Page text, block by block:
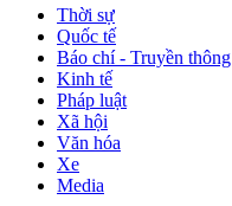
Thời sự
Quốc tế
Báo chí - Truyền thông
Kinh tế
Pháp luật
Xã hội
Văn hóa
Xe
Media